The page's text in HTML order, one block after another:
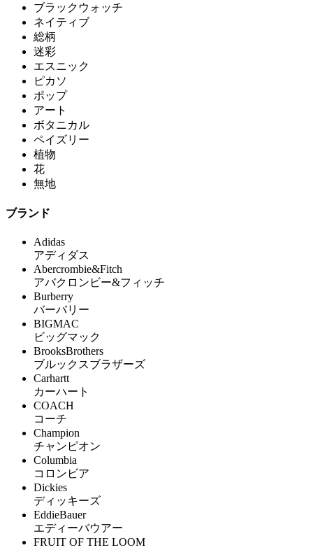
ブラックウォッチ
ネイティブ
総柄
迷彩
エスニック
ピカソ
ポップ
アート
ボタニカル
ペイズリー
植物
花
無地
ブランド
Adidas
アディダス
Abercrombie&Fitch
アバクロンビー&フィッチ
Burberry
バーバリー
BIGMAC
ビッグマック
BrooksBrothers
ブルックスブラザーズ
Carhartt
カーハート
COACH
コーチ
Champion
チャンピオン
Columbia
コロンビア
Dickies
ディッキーズ
EddieBauer
エディーバウアー
FRUIT OF THE LOOM